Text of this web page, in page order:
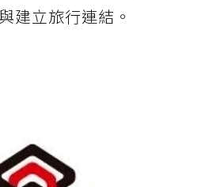
建立旅行連結。